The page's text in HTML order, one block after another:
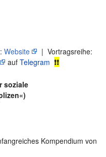
Website
| Vortragsreihe:
aufTelegram ❗❗
soziale
Kompendium von